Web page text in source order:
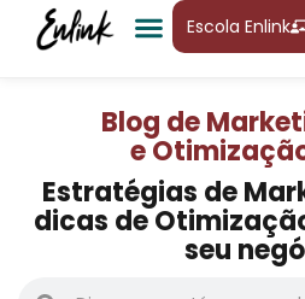
Escola Enlink
Blog de
e
Estratégias de
dicas de
seu